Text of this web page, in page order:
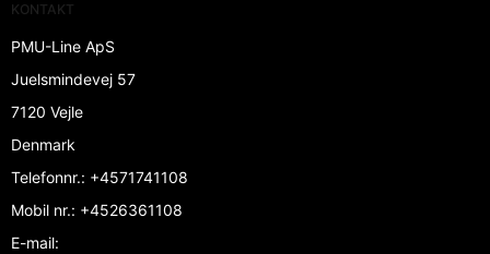
KONTAKT
PMU-Line ApS
Juelsmindevej 57
7120 Vejle
Denmark
Telefonnr.: +4571741108
Mobil nr.: +4526361108
E-mail: